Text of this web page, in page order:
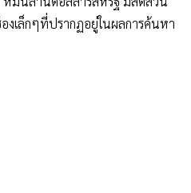
งเล็กๆที่ปรากฏอยู่ในผลการค้นหา